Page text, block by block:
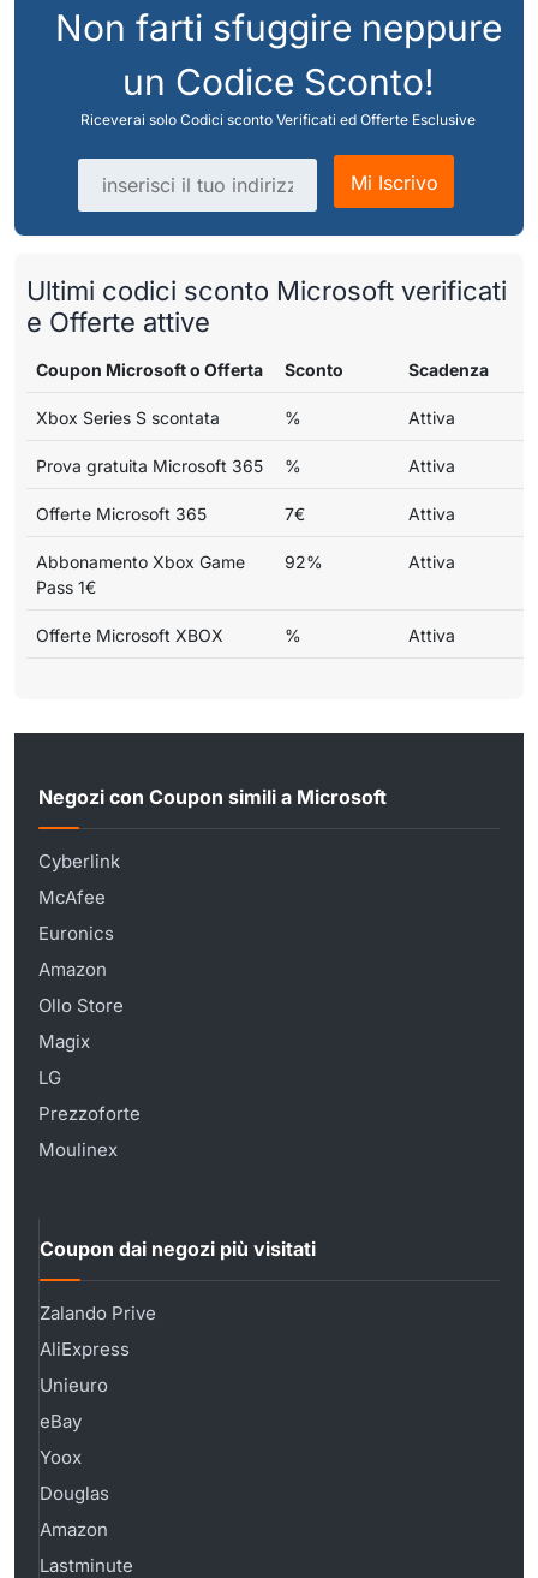
Non farti sfuggire neppure
un Codice Sconto!
Riceverai solo Codici sconto Verificati ed Offerte Esclusive
Indirizzo email
Mi Iscrivo
Ultimi codici sconto Microsoft verificati
e Offerte attive
Coupon Microsoft o Offerta Sconto Scadenza
Xbox Series S scontata % Attiva
Prova gratuita Microsoft 365 % Attiva
Offerte Microsoft 365 7€ Attiva
Abbonamento Xbox Game
Pass 1€
92% Attiva
Offerte Microsoft XBOX % Attiva
Negozi con Coupon simili a Microsoft
Cyberlink
McAfee
Euronics
Amazon
Ollo Store
Magix
LG
Prezzoforte
Moulinex
Coupon dai negozi più visitati
Zalando Prive
AliExpress
Unieuro
eBay
Yoox
Douglas
Amazon
Lastminute